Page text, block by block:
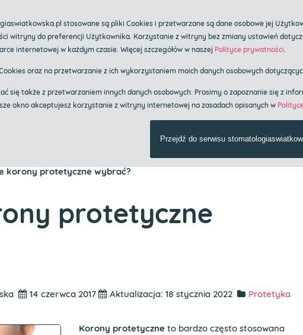
Centrum implantologii i stomatologii estetycznej
mnie Zakres usług Cennik
korony protetyczne wybrać?
protetyczne
14 czerwca 2017 Aktualizacja: 18 stycznia 2022 Protetyka
Korony protetyczne to bardzo często stosowana
stosowane są pliki Cookies i przetwarzane są dane osobowe jej
witryny do preferencji Użytkownika. Korzystanie z witryny bez zmiany ustawień
internetowej w każdym czasie. Więcej szczegółów w naszej Polityce prywatności.
oraz na przetwarzanie z ich wykorzystaniem moich danych osobowych
się także z przetwarzaniem innych danych osobowych. Prosimy o zapoznanie się z
okno akceptujesz korzystanie z witryny internetowej na zasadach opisanych w
Przejdź do serwisu